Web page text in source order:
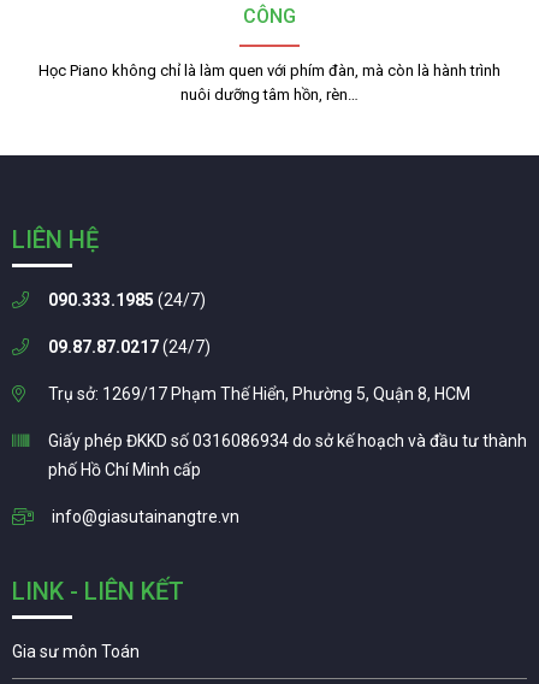
CÔNG
Học Piano không chỉ là làm quen với phím đàn, mà còn là hành trình
nuôi dưỡng tâm hồn, rèn…
LIÊN HỆ
090.333.1985 (24/7)
09.87.87.0217(24/7)
Trụ sở: 1269/17 Phạm Thế Hiển, Phường 5, Quận 8, HCM
Giấy phép ĐKKD số 0316086934 do sở kế hoạch và đầu tư thành
phố Hồ Chí Minh cấp
info@giasutainangtre.vn
LINK - LIÊN KẾT
Gia sư môn Toán